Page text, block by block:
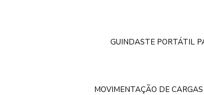
GUINDASTE PORTÁTIL
MOVIMENTAÇÃO DE